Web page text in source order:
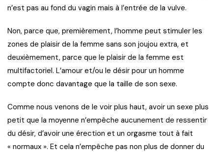
n’est pas au fond du vagin mais à l’entrée de la vulve.
Non, parce que, premièrement, l’homme peut stimuler les
zones de plaisir de la femme sans son joujou extra, et
deuxièmement, parce que le plaisir de la femme est
multifactoriel. L’amour et/ou le désir pour un homme
compte donc davantage que la taille de son sexe.
Comme nous venons de le voir plus haut, avoir un sexe plus
petit que la moyenne n’empêche aucunement de ressentir
du désir, d’avoir une érection et un orgasme tout à fait
« normaux ». Et cela n’empêche pas non plus de donner du